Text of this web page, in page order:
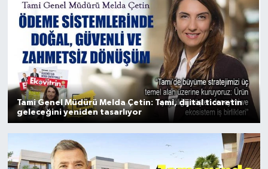
Tami Genel Müdürü Melda Çetin: Tami, dijital ticaretin
geleceğini yeniden tasarlıyor